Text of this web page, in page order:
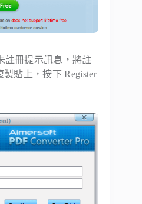
註冊提示訊息，將註
貼上，按下 Register